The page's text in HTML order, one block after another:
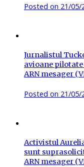
Posted on 21/05/
Jurnalistul
avioane
ARN mesager
Posted on 21/05/
Activistul
sunt
ARN mesager